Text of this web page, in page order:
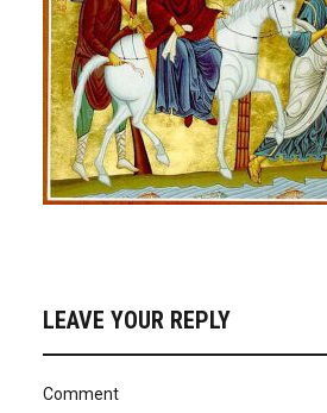
LEAVE YOUR REPLY
Comment